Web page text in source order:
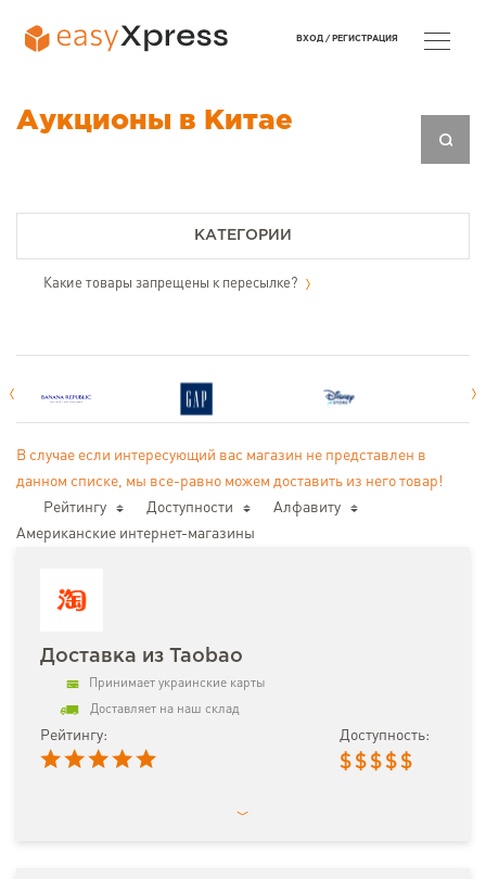
Аукционы в Китае
КАТЕГОРИИ
Какие товары запрещены к пересылке?
В случае если интересующий вас магазин не представлен в
данном списке, мы все-равно можем доставить из него товар!
Рейтингу
Доступности
Алфавиту
Американские интернет-магазины
Доставка из Taobao
Принимает украинские карты
Доставляет на наш склад
Рейтингу: Доступность:
$ $ $ $ $
ВХОД / РЕГИСТРАЦИЯ